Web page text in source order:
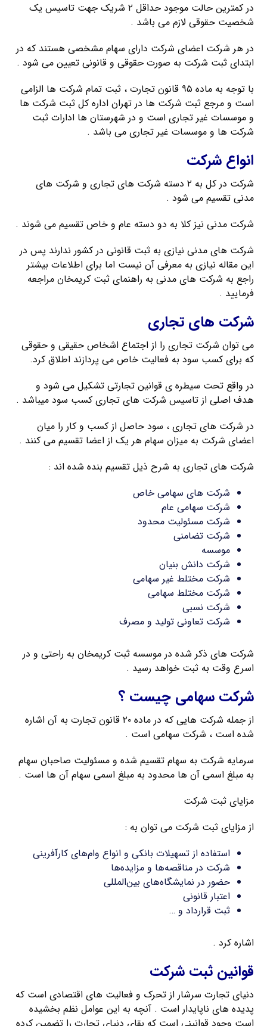
در کمترین حالت موجود حداقل ۲ شریک جهت تاسیس یک
شخصیت حقوقی لازم می باشد .
در هر شرکت اعضای شرکت دارای سهام مشخصی هستند که در
ابتدای ثبت شرکت به صورت حقوقی و قانونی تعیین می شود .
با توجه به ماده ۹۵ قانون تجارت ، ثبت تمام شرکت ها الزامی
است و مرجع ثبت شرکت ها در تهران اداره کل ثبت شرکت ها
و موسسات غیر تجاری است و در شهرستان ها ادارات ثبت
شرکت ها و موسسات غیر تجاری می باشد .
انواع شرکت
شرکت در کل به ۲ دسته شرکت های تجاری و شرکت های
مدنی تقسیم می شود .
شرکت مدنی نیز کلا به دو دسته عام و خاص تقسیم می شوند .
شرکت های مدنی نیازی به ثبت قانونی در کشور ندارند پس در
این مقاله نیازی به معرفی آن نیست اما برای اطلاعات بیشتر
راجع به شرکت های مدنی به راهنمای ثبت کریمخان مراجعه
فرمایید .
شرکت های تجاری
می توان شرکت تجاری را از اجتماع اشخاص حقیقی و حقوقی
که برای کسب سود به فعالیت خاص می پردازند اطلاق کرد.
در واقع تحت سیطره ی قوانین تجارتی تشکیل می شود و
هدف اصلی از تاسیس شرکت های تجاری کسب سود میباشد .
در شرکت های تجاری ، سود حاصل از کسب و کار را میان
اعضای شرکت به میزان سهام هر یک از اعضا تقسیم می کنند .
شرکت های تجاری به شرح ذیل تقسیم بنده شده اند :
شرکت های سهامی خاص
شرکت سهامی عام
شرکت مسئولیت محدود
شرکت تضامنی
موسسه
شرکت دانش بنیان
شرکت مختلط غیر سهامی
شرکت مختلط سهامی
شرکت نسبی
شرکت تعاونی تولید و مصرف
شرکت های ذکر شده در موسسه ثبت کریمخان به راحتی و در
اسرع وقت به ثبت خواهد رسید .
شرکت سهامی چیست ؟
از جمله شرکت هایی که در ماده ۲۰ قانون تجارت به آن اشاره
شده است ، شرکت سهامی است .
سرمایه شرکت به سهام تقسیم شده و مسئولیت صاحبان سهام
به مبلغ اسمی آن ها محدود به مبلغ اسمی سهام آن ها است .
مزایای ثبت شرکت
از مزایای ثبت شرکت می توان به :
استفاده از تسهیلات بانکی و انواع وام‌های کارآفرینی
شرکت در مناقصه‌ها و مزایده‌ها
حضور در نمایشگاه‌های بین‌المللی
اعتبار قانونی
ثبت قرارداد و …
اشاره کرد .
قوانین ثبت شرکت
دنیای تجارت سرشار از تحرک و فعالیت های اقتصادی است که
پدیده های ناپایدار است . آنچه به این عوامل نظم بخشیده